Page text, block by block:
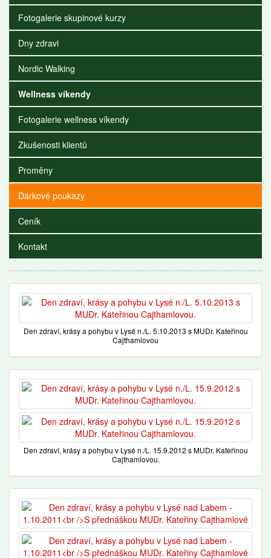
Fotogalerie skupinové kurzy
Dny zdravi
Nordic Walking
Wellness víkendy
Fotogalerie wellness víkendy
Zkušenosti klientů
Proměny
Dárkové poukazy
Ceník
Kontakt
Den zdraví, krásy a pohybu v Lysé n./L. 5.10.2013 s MUDr. Kateřinou
Cajthamlovou
Den zdraví, krásy a pohybu v Lysé n./L. 15.9.2012 s MUDr. Kateřinou
Cajthamlovou.